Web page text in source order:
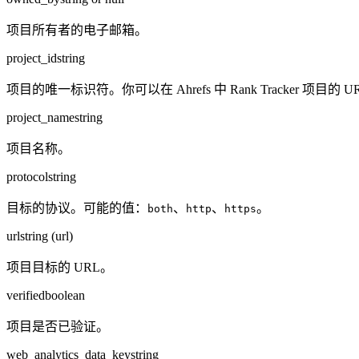
项目所有者的电子邮箱。
project_idstring
项目的唯一标识符。你可以在 Ahrefs 中 Rank Tracker 项目的
project_namestring
项目名称。
protocolstring
目标的协议。可能的值： both、 http、 https。
urlstring (url)
项目目标的 URL。
verifiedboolean
项目是否已验证。
web_analytics_data_keystring